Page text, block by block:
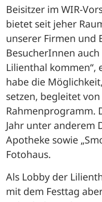
Beisitzer im WIR-
bietet seit jeher
unserer Firmen und
BesucherInnen
Lilienthal kommen“,
habe die
setzen, begleitet
Rahmenprogramm.
Jahr unter anderem
Apotheke sowie
Fotohaus.
Als Lobby der
mit dem Festtag